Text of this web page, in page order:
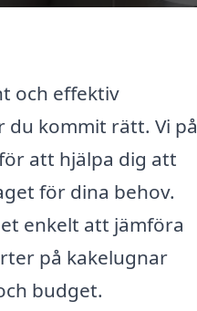
och effektiv
du kommit rätt. Vi på
att hjälpa dig att
för dina behov.
enkelt att jämföra
på kakelugnar
budget.